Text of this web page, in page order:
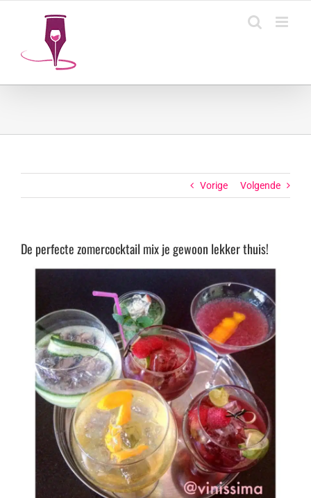
Vorige Volgende
De perfecte zomercocktail mix je gewoon lekker thuis!